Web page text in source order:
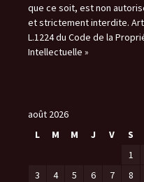
que ce soit, est non
et strictement interdite.
L.1224 du Code de la
Intellectuelle »
août 2026
L
M M J V S
1
3
4 5 6 7 8